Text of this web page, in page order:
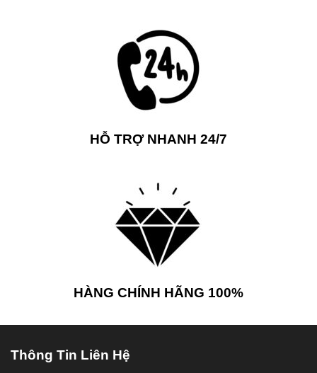
HỖ TRỢ NHANH 24/7
HÀNG CHÍNH HÃNG 100%
Thông Tin Liên Hệ